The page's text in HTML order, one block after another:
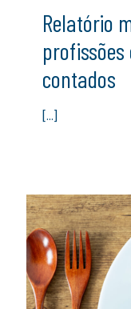
Relatório
contados
[…]